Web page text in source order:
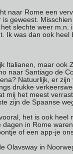
naar Rome een
geweest.
slechte weer m.n.
Ik was dan ook
Italianen, maar ook
naar Santiago de
Natuurlijk, er
drukke
mij het meest
zijn de Spaanse
het is ook heel
in Rome
of een app-je
Olavsway in